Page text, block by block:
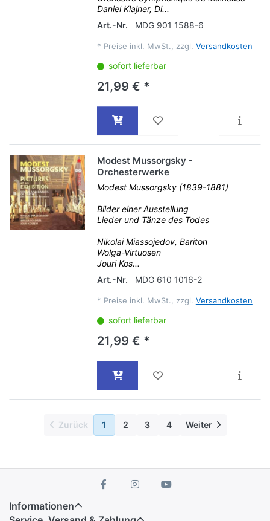
Daniel Klajner, Di...
Art.-Nr.
MDG 901 1588-6
* Preise inkl. MwSt., zzgl. Versandkosten
sofort lieferbar
21,99 € *
Modest Mussorgsky -
Orchesterwerke
Modest Mussorgsky (1839-1881)
Bilder einer Ausstellung
Lieder und Tänze des Todes
Nikolai Miassojedov, Bariton
Wolga-Virtuosen
Jouri Kos...
Art.-Nr.
MDG 610 1016-2
* Preise inkl. MwSt., zzgl. Versandkosten
sofort lieferbar
21,99 € *
Zurück 1 2 3 4 Weiter
Informationen